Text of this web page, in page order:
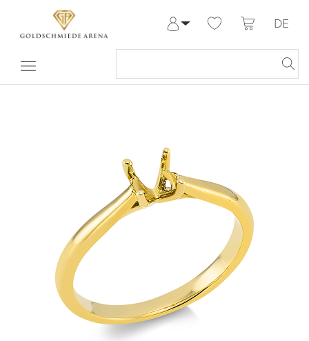
Meine Bestellungen
DE